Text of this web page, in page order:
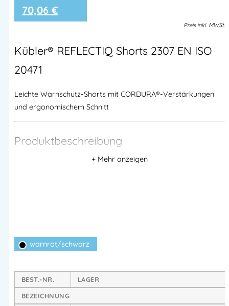
70,06 €
Preis inkl. MWSt.
Kübler® REFLECTIQ Shorts 2307 EN ISO
20471
Leichte Warnschutz-Shorts mit CORDURA®-Verstärkungen
und ergonomischem Schnitt
Produktbeschreibung
Kübler® REFLECTIQ Shorts 2307 EN ISO 20471 Kl.1
Mit ihrensegmentierten Reflexstreifen in Body-Language-
Arbeitsumfeld.
DieCORDURA®-Verstärkungenan stark beanspruchten
Stellen garantieren hohe Strapazierfähigkeit, während der
BEST.-NR.
LAGER
BEZEICHNUNG
warnrot/schwarz